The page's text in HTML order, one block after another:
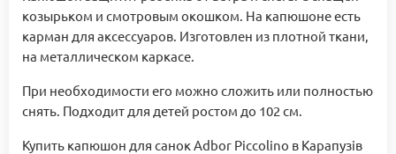
козырьком и смотровым окошком. На капюшоне есть
карман для аксессуаров. Изготовлен из плотной ткани,
на металлическом каркасе.
При необходимости его можно сложить или полностью
снять. Подходит для детей ростом до 102 см.
Купить капюшон для санок Adbor Piccolino в Карапузів